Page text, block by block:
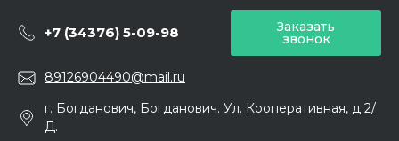
+7 (34376) 5-09-98 Заказать
звонок
89126904490@mail.ru
г. Богданович, Богданович. Ул. Кооперативная, д 2/
Д.